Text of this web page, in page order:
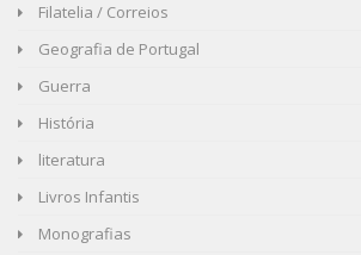
Filatelia / Correios
Geografia de Portugal
Guerra
História
literatura
Livros Infantis
Monografias